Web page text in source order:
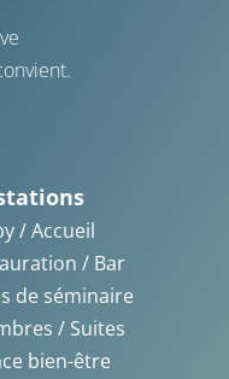
/ Accueil
/ Bar
de séminaire
/ Suites
bien-être